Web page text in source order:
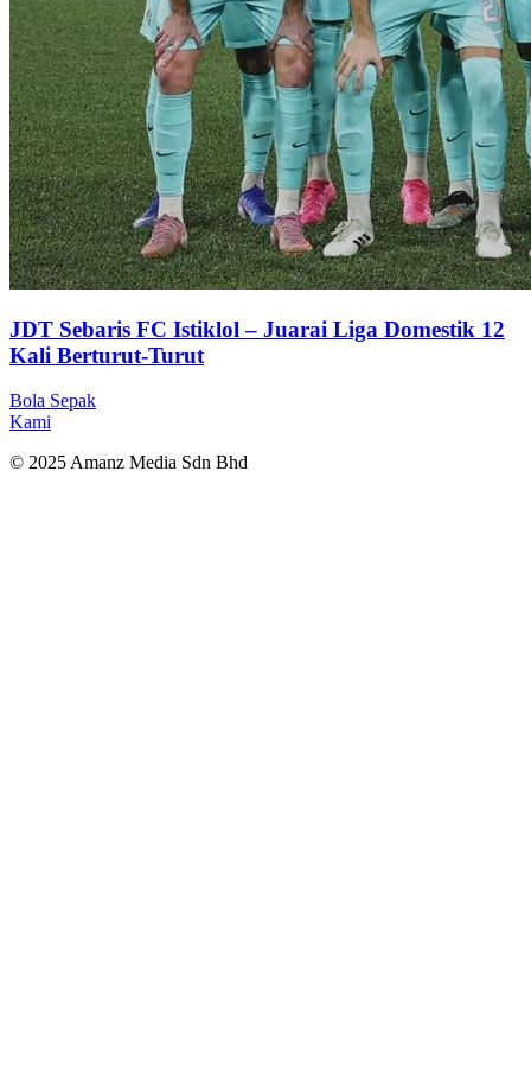
JDT Sebaris FC Istiklol – Juarai Liga Domestik 12
Kali Berturut-Turut
Bola Sepak
Kami
© 2025 Amanz Media Sdn Bhd